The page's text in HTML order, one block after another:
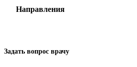
Направления
Задать вопрос врачу